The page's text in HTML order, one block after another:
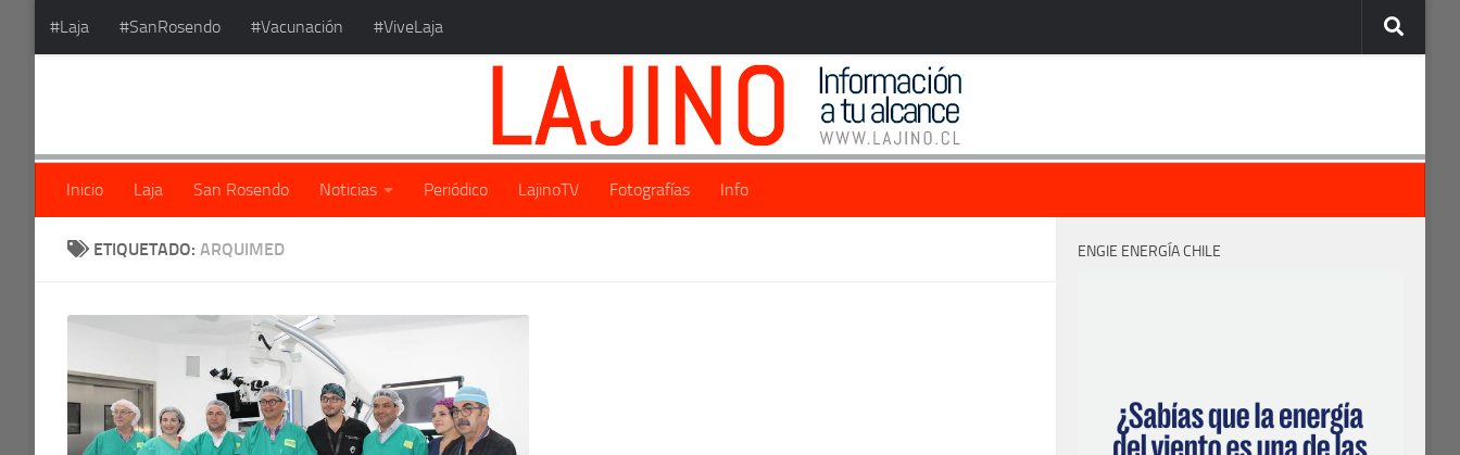
Saltar al contenido
#Laja #SanRosendo #Vacunación #ViveLaja
Inicio Laja San Rosendo Noticias Periódico LajinoTV Fotografías Info
ETIQUETADO: ARQUIMED ENGIE ENERGÍA CHILE